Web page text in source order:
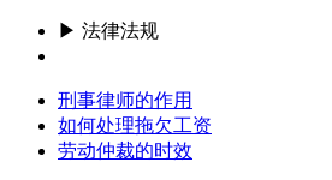
▶ 法律法规
刑事律师的作用
如何处理拖欠工资
劳动仲裁的时效